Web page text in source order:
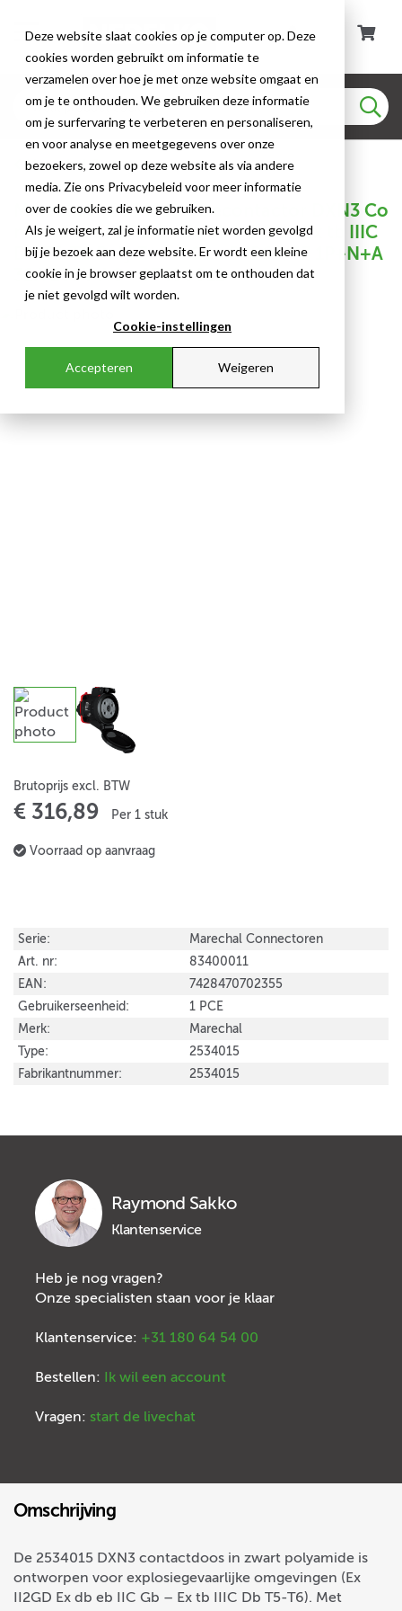
Deze website slaat cookies op je computer op. Deze
cookies worden gebruikt om informatie te
verzamelen over hoe je met onze website omgaat en
om je te onthouden. We gebruiken deze informatie
om je surfervaring te verbeteren en personaliseren,
en voor analyse en meetgegevens over onze
bezoekers, zowel op deze website als via andere
media. Zie ons Privacybeleid voor meer informatie
over de cookies die we gebruiken.
Als je weigert, zal je informatie niet worden gevolgd
bij je bezoek aan deze website. Er wordt een kleine
cookie in je browser geplaatst om te onthouden dat
je niet gevolgd wilt worden.
Cookie-instellingen
Accepteren Weigeren
Marechal Connectoren
Marechal - 2534015 - Decontactor DXN3 Co
ntactdoos II2GD Ex db eb IIC Gb - Ex tb IIIC
Db T5-T6 Poly Zwart Size.B IP66/67 1P+N+A
32A 250V AC - 83400011
Serie:
Marechal Connectoren
Art. nr:
83400011
EAN:
7428470702355
Gebruikerseenheid:
1 PCE
Merk:
Marechal
Type:
2534015
Fabrikantnummer:
2534015
Brutoprijs excl. BTW
€ 316,89 Per 1 stuk
Voorraad op aanvraag
Raymond Sakko
Klantenservice
Heb je nog vragen?
Onze specialisten staan voor je klaar
Klantenservice: +31 180 64 54 00
Bestellen: Ik wil een account
Vragen: start de livechat
Omschrijving
De 2534015 DXN3 contactdoos in zwart polyamide is
ontworpen voor explosiegevaarlijke omgevingen (Ex
II2GD Ex db eb IIC Gb – Ex tb IIIC Db T5-T6). Met